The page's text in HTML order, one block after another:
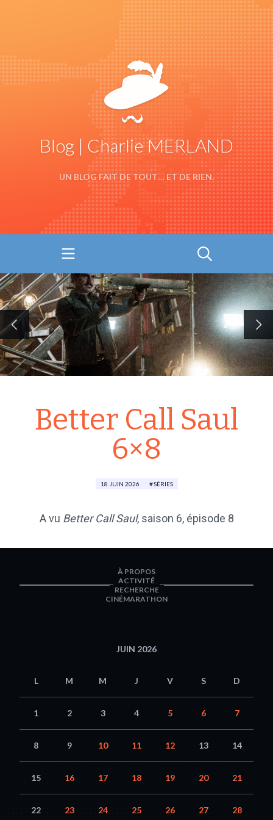
Blog | Charlie MERLAND
UN BLOG FAIT DE TOUT… ET DE RIEN.
Better Call Saul
6×8
18 JUIN 2026 SÉRIES
A vu Better Call Saul, saison 6, épisode 8
À PROPOS
ACTIVITÉ
RECHERCHE
CINÉMARATHON
JUIN 2026
L M M J V S D
1 2 3 4 5 6 7
8 9 10 11 12 13 14
15 16 17 18 19 20 21
22 23 24 25 26 27 28